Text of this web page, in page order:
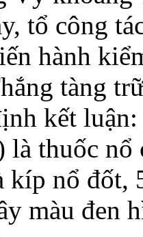
tổ công
hành
tàng
kết
là thuốc
kíp nổ đốt,
màu đen